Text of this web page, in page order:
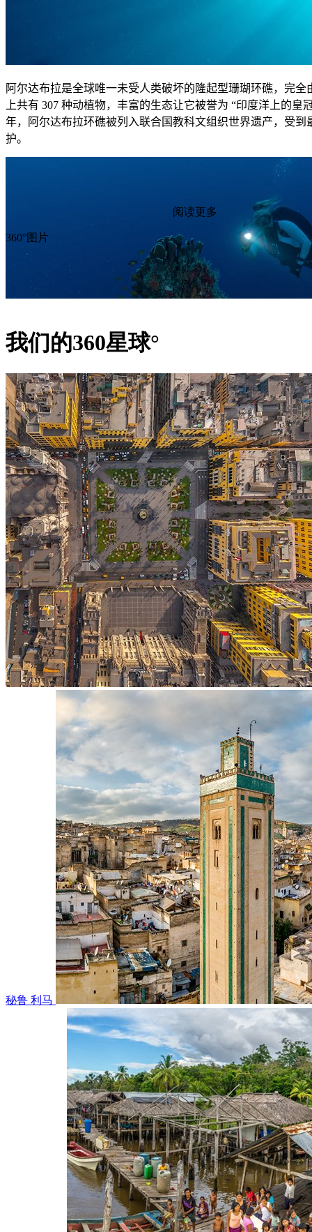
阿尔达布拉是全球唯一未受人类破坏的隆起型珊瑚环礁，完全
上共有 307 种动植物，丰富的生态让它被誉为 “印度洋上的皇
年，阿尔达布拉环礁被列入联合国教科文组织世界遗产，受到
护。
阿尔达布拉是全球唯一未受人类破坏的隆起型珊瑚环礁，完全
上共有307种动植物，丰富的生态让它被誉为“印度洋上的皇
年，阿尔达布拉环礁被列入联合国教科文组织世界遗产，受到
水下世界在此绚烂铺展：澄澈通透的海水将珊瑚礁的细节分毫
阅读更多
360°图片
我们的360星球°
秘鲁 利马